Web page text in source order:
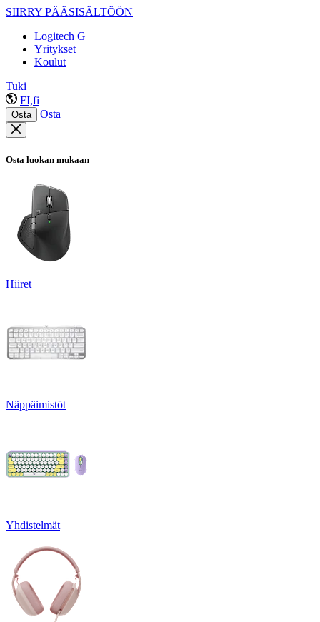
SIIRRY PÄÄSISÄLTÖÖN
Logitech G
Yritykset
Koulut
Tuki
FI,fi
Osta Osta
Osta luokan mukaan
Hiiret
Näppäimistöt
Yhdistelmät